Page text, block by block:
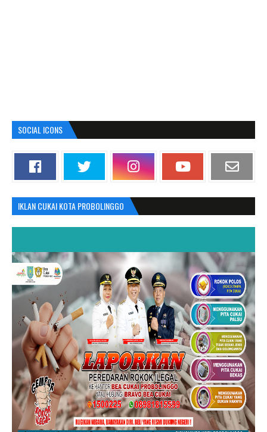
SOCIAL ICONS
IKLAN CUKAI KOTA PROBOLINGGO